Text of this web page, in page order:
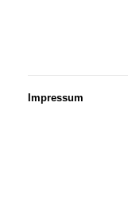
Impressum